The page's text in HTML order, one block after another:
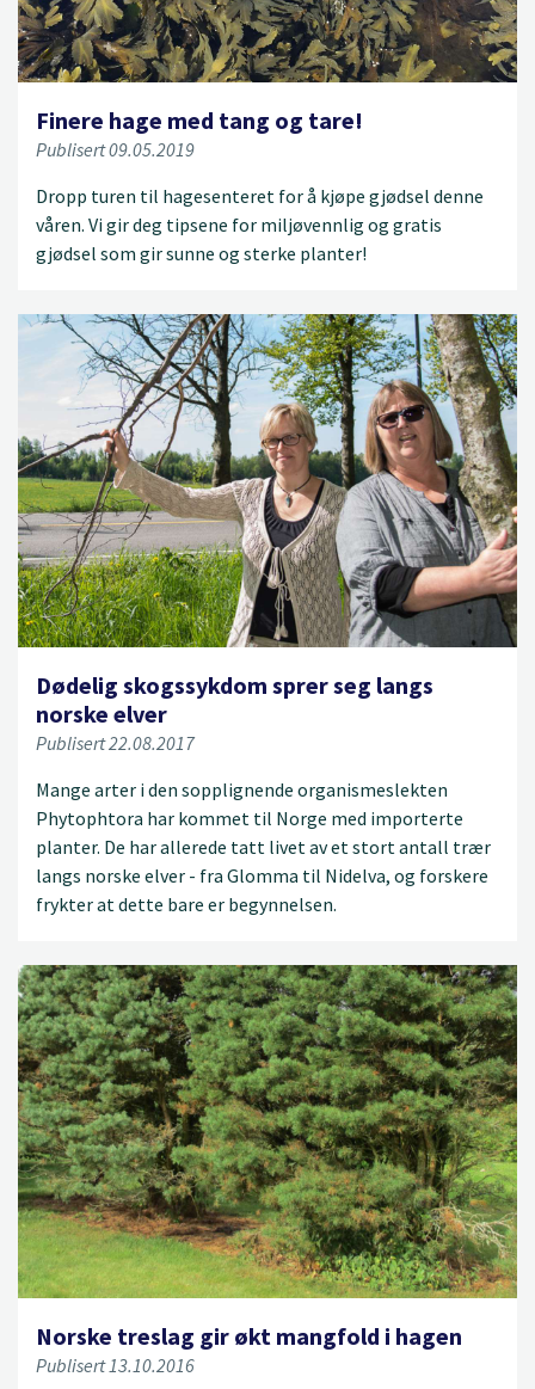
Finere hage med tang og tare!
Publisert 09.05.2019
Dropp turen til hagesenteret for å kjøpe gjødsel denne
våren. Vi gir deg tipsene for miljøvennlig og gratis
gjødsel som gir sunne og sterke planter!
Dødelig skogssykdom sprer seg langs
norske elver
Publisert 22.08.2017
Mange arter i den sopplignende organismeslekten
Phytophtora har kommet til Norge med importerte
planter. De har allerede tatt livet av et stort antall trær
langs norske elver - fra Glomma til Nidelva, og forskere
frykter at dette bare er begynnelsen.
Norske treslag gir økt mangfold i hagen
Publisert 13.10.2016